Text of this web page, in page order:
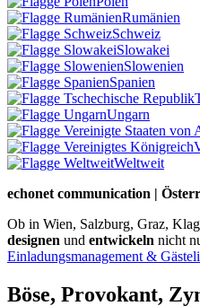
Rumänien
Schweiz
Slowakei
Slowenien
Spanien
Ungarn
Weltweit
echonet communication |
Ob in Wien, Salzburg, Graz,
designen und entwickeln nicht
Einladungsmanagement &
Böse, Provokant,